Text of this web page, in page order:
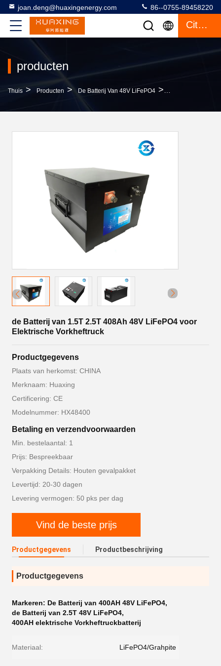
joan.deng@huaxingenergy.com 86--0755-89458220
Citaat
producten
Thuis > Producten > De Batterij Van 48V LiFePO4 >
de Batterij van 1.5T 2.5T 408Ah 48V LiFePO4 voor
Elektrische Vorkheftruck
Productgegevens
Plaats van herkomst: CHINA
Merknaam: Huaxing
Certificering: CE
Modelnummer: HX48400
Betaling en verzendvoorwaarden
Min. bestelaantal: 1
Prijs: Bespreekbaar
Verpakking Details: Houten gevalpakket
Levertijd: 20-30 dagen
Levering vermogen: 50 pks per dag
Vind de beste prijs
Productgegevens Productbeschrijving
Productgegevens
Markeren: De Batterij van 400AH 48V LiFePO4,
de Batterij van 2.5T 48V LiFePO4,
400AH elektrische Vorkheftruckbatterij
Materiaal: LiFePO4/Grahpite